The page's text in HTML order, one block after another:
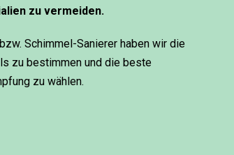
zu vermeiden.
Schimmel-Sanierer haben wir die
zu bestimmen und die beste
zu wählen.